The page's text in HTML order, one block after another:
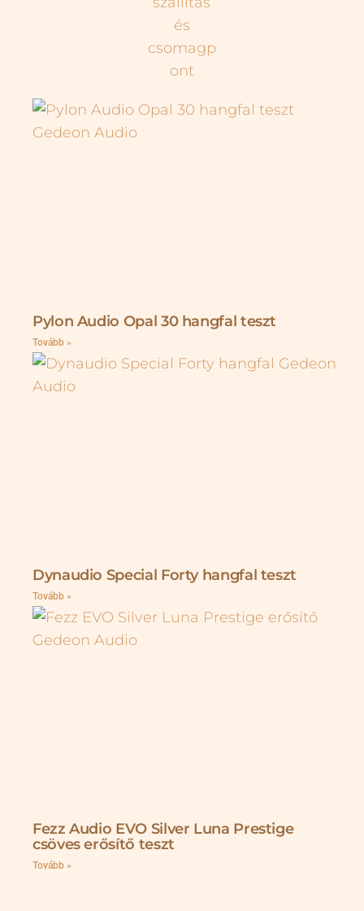
Pylon Audio Opal 30 hangfal teszt
Tovább »
Dynaudio Special Forty hangfal teszt
Tovább »
Fezz Audio EVO Silver Luna Prestige
csöves erősítő teszt
Tovább »